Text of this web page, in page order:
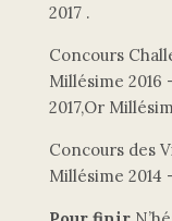
2017 .
Concours
Millésime 2016
2017,Or
Concours des
Millésime 2014